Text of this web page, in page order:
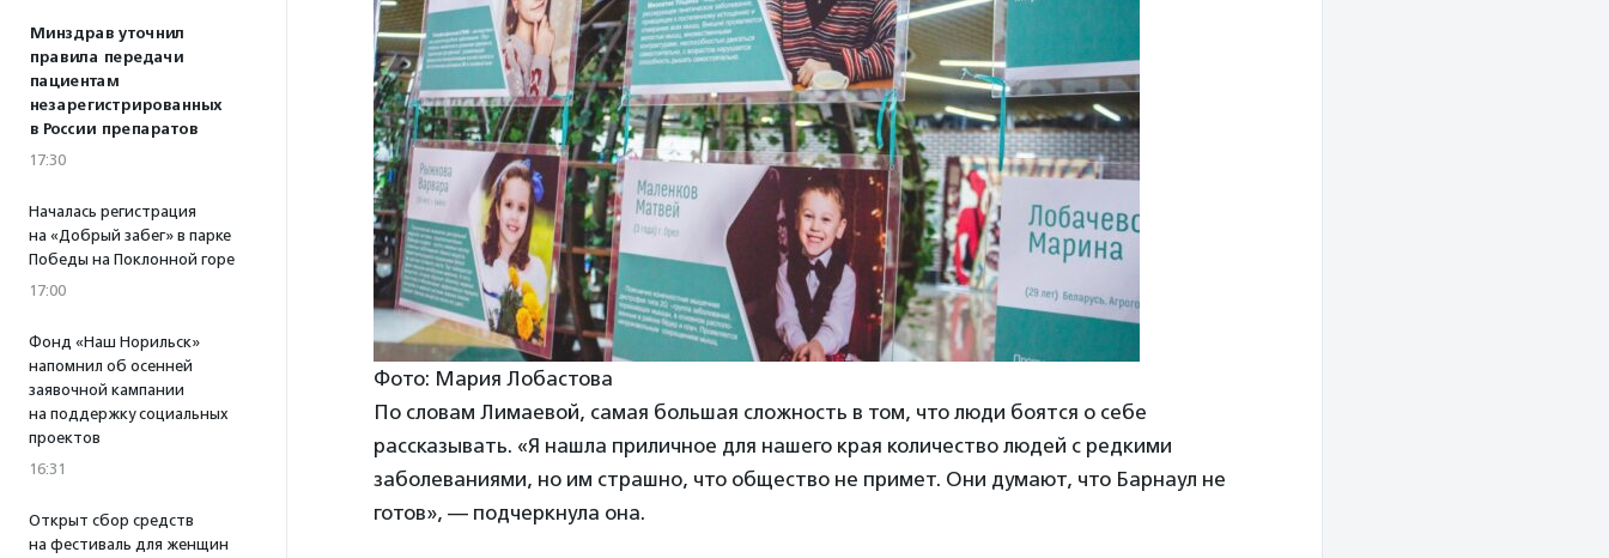
Минздрав уточнил
правила передачи
пациентам
незарегистрированных
в России препаратов
17:30
Началась регистрация
на «Добрый забег» в парке
Победы на Поклонной горе
17:00
Фонд «Наш Норильск»
напомнил об осенней
заявочной кампании
на поддержку социальных
проектов
16:31
Открыт сбор средств
на фестиваль для женщин
Фото: Мария Лобастова
По словам Лимаевой, самая большая сложность в том, что люди боятся о себе
рассказывать. «Я нашла приличное для нашего края количество людей с редкими
заболеваниями, но им страшно, что общество не примет. Они думают, что Барнаул не
готов», — подчеркнула она.